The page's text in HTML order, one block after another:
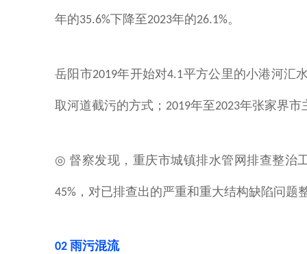
年的35.6%下降至2023年的26.1%。
岳阳市2019年开始对4.1平方公里的小港河汇
取河道截污的方式； 2019年至2023年张家界市
◎督察发现，重庆市城镇排水管网排查整治
45% ，对已排查出的严重和重大结构缺陷问题
02 雨污混流